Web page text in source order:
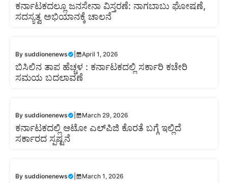
ಕರ್ನಾಟಕದಲ್ಲೂ ಜನಸೇನಾ ವಿಸ್ತರಣೆ: ನಾಗಬಾಬು ಘೋಷಣೆ,
ಸದಸ್ಯತ್ವ ಅಭಿಯಾನಕ್ಕೆ ಚಾಲನೆ
By suddionenews April 1, 2026
ಬಿಸಿಲಿನ ತಾಪ ಹೆಚ್ಚಳ : ಕರ್ನಾಟಕದಲ್ಲಿ ಸರ್ಕಾರಿ ಕಚೇರಿ
ಸಮಯ ಬದಲಾವಣೆ
By suddionenews March 29, 2026
ಕರ್ನಾಟಕದಲ್ಲಿ ಆಟೋ ಎಲ್‌ಪಿಜಿ ಕೊರತೆ ಬಗ್ಗೆ ಇಲ್ಲಿದೆ
ಸರ್ಕಾರದ ಸ್ಪಷ್ಟನೆ
By suddionenews March 1, 2026